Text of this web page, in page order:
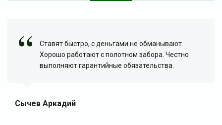
Ставят быстро, с деньгами не обманывают.
Хорошо работают с полотном забора. Честно
выполняют гарантийные обязательства.
Сычев Аркадий